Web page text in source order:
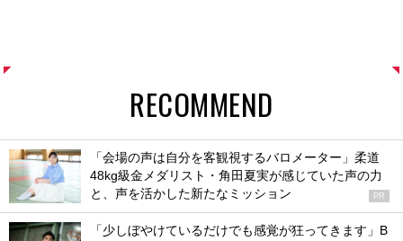
RECOMMEND
「会場の声は自分を客観視するバロメーター」柔道
48kg級金メダリスト・角田夏実が感じていた声の力
と、声を活かした新たなミッション
PR
「少しぼやけているだけでも感覚が狂ってきます」B